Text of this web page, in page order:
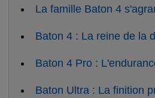
La famille Baton 4
Baton 4 : La reine de la
Baton 4 Pro :
Baton Ultra : La finition